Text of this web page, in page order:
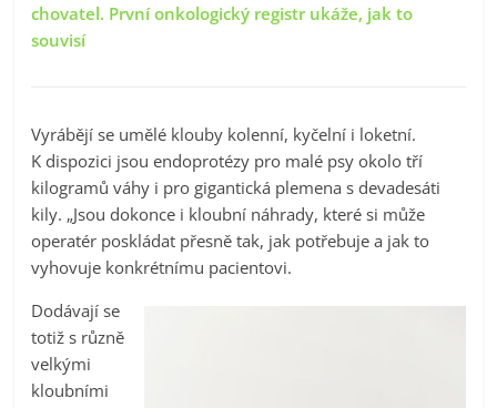
chovatel. První onkologický registr ukáže, jak to
souvisí
Vyrábějí se umělé klouby kolenní, kyčelní i loketní.
K dispozici jsou endoprotézy pro malé psy okolo tří
kilogramů váhy i pro gigantická plemena s devadesáti
kily. „Jsou dokonce i kloubní náhrady, které si může
operatér poskládat přesně tak, jak potřebuje a jak to
vyhovuje konkrétnímu pacientovi.
Dodávají se
totiž s různě
velkými
kloubními